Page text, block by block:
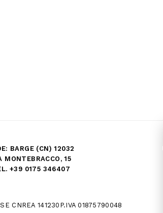
BARGE (CN) 12032
MONTEBRACCO, 15
+39 0175 346407
CNREA 141230 P.IVA 01875790048